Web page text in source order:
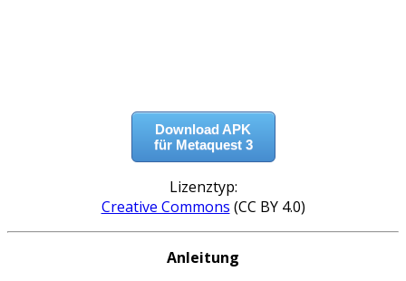
Download APK
für Metaquest 3
Lizenztyp:
Creative Commons (CC BY 4.0)
Anleitung